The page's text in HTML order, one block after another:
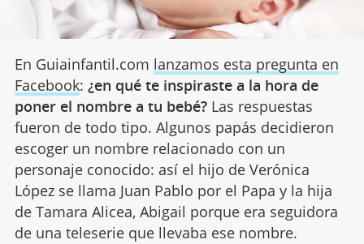
En Guiainfantil.com lanzamos esta pregunta en
Facebook: ¿en qué te inspiraste a la hora de
poner el nombre a tu bebé?Las respuestas
fueron de todo tipo. Algunos papás decidieron
escoger un nombre relacionado con un
personaje conocido: así el hijo de Verónica
López se llama Juan Pablo por el Papa y la hija
de Tamara Alicea, Abigail porque era seguidora
de una teleserie que llevaba ese nombre.